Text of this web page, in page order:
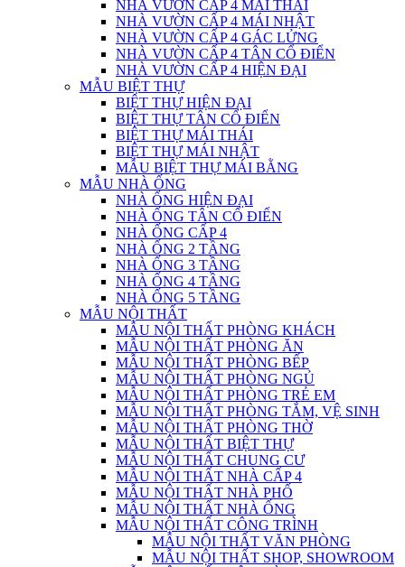
NHÀ VƯỜN CẤP 4 MÁI THÁI
NHÀ VƯỜN CẤP 4 MÁI NHẬT
NHÀ VƯỜN CẤP 4 GÁC LỬNG
NHÀ VƯỜN CẤP 4 TÂN CỔ ĐIỂN
NHÀ VƯỜN CẤP 4 HIỆN ĐẠI
MẪU BIỆT THỰ
BIỆT THỰ HIỆN ĐẠI
BIỆT THỰ TÂN CỔ ĐIỂN
BIỆT THỰ MÁI THÁI
BIỆT THỰ MÁI NHẬT
MẪU BIỆT THỰ MÁI BẰNG
MẪU NHÀ ỐNG
NHÀ ỐNG HIỆN ĐẠI
NHÀ ỐNG TÂN CỔ ĐIỂN
NHÀ ỐNG CẤP 4
NHÀ ỐNG 2 TẦNG
NHÀ ỐNG 3 TẦNG
NHÀ ỐNG 4 TẦNG
NHÀ ỐNG 5 TẦNG
MẪU NỘI THẤT
MẪU NỘI THẤT PHÒNG KHÁCH
MẪU NỘI THẤT PHÒNG ĂN
MẪU NỘI THẤT PHÒNG BẾP
MẪU NỘI THẤT PHÒNG NGỦ
MẪU NỘI THẤT PHÒNG TRẺ EM
MẪU NỘI THẤT PHÒNG TẮM, VỆ SINH
MẪU NỘI THẤT PHÒNG THỜ
MẪU NỘI THẤT BIỆT THỰ
MẪU NỘI THẤT CHUNG CƯ
MẪU NỘI THẤT NHÀ CẤP 4
MẪU NỘI THẤT NHÀ PHỐ
MẪU NỘI THẤT NHÀ ỐNG
MẪU NỘI THẤT CÔNG TRÌNH
MẪU NỘI THẤT VĂN PHÒNG
MẪU NỘI THẤT SHOP, SHOWROOM